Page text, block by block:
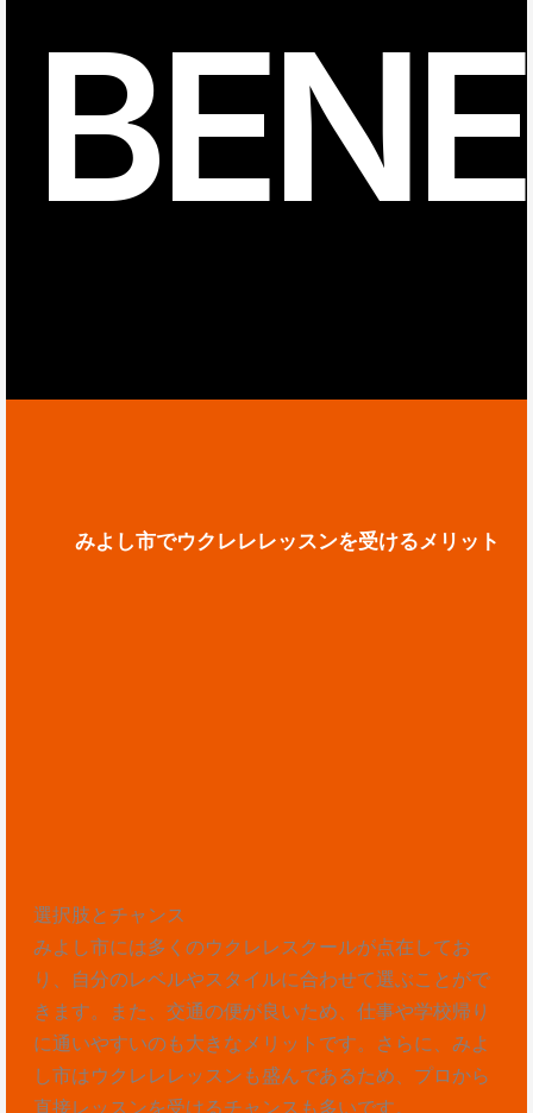
みよし市でウクレレレッスンを受けるメリット
選択肢とチャンス
みよし市には多くのウクレレスクールが点在してお
り、自分のレベルやスタイルに合わせて選ぶことがで
きます。また、交通の便が良いため、仕事や学校帰り
に通いやすいのも大きなメリットです。さらに、みよ
し市はウクレレレッスンも盛んであるため、プロから
直接レッスンを受けるチャンスも多いです。